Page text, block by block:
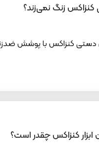
دستی کنزاکس با پوشش